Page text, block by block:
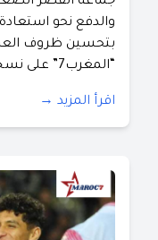
والدفع نحو
بتحسين ظروف
“المغرب7” على نسخة منه. بيان […]
اقرأ المزيد →